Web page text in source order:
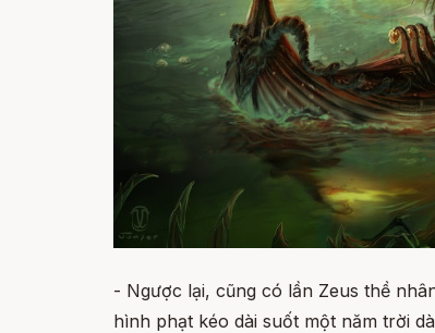
- Ngược lại, cũng có lần Zeus thề
hình phạt kéo dài suốt một năm trời